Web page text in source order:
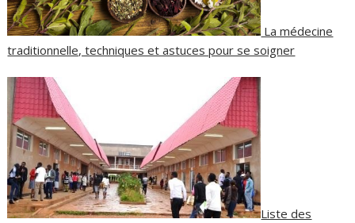
La médecine
traditionnelle, techniques et astuces pour se soigner
Liste des